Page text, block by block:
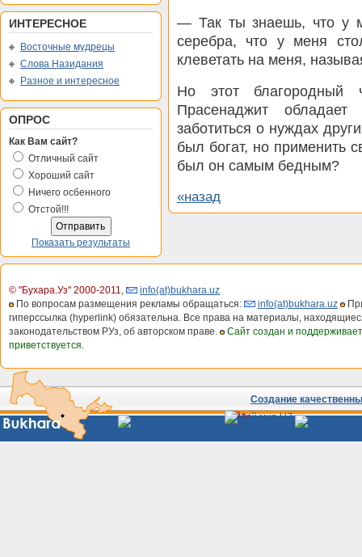
ИНТЕРЕСНОЕ
Восточные мудрецы
Слова Назидания
Разное и интересное
ОПРОС
Как Вам сайт?
Отличный сайт
Хороший сайт
Ничего осбенного
Отстой!!!
Показать результаты
— Так ты знаешь, что у
серебра, что у меня
клеветать на меня,
Но этот благородный
Прасенаджит
заботиться о нуждах
был богат, но применить
был он самым бедным?
«назад
© "Бухара.Уз" 2000-2011,
info(at)bukhara.uz
По вопросам размещения рекламы обращаться:
info(at)bukhara.uz
гиперссылка (hyperlink) обязательна. Все права на материалы,
законодательством РУз, об авторском праве.
Сайт создан и
приветствуется.
Создание
Сайты
Узбекистана